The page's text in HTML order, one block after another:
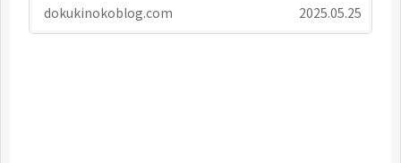
dokukinokoblog.com 2025.05.25